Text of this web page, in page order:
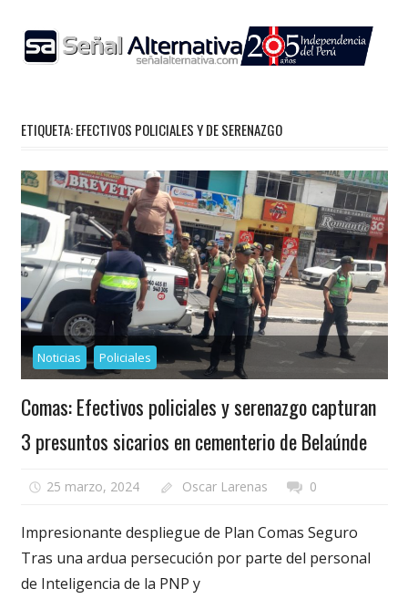
content
ETIQUETA:EFECTIVOS POLICIALES Y DE SERENAZGO
Noticias Policiales
Comas: Efectivos policiales y serenazgo capturan
3 presuntos sicarios en cementerio de Belaúnde
25 marzo, 2024 Oscar Larenas 0
Impresionante despliegue de Plan Comas Seguro
Tras una ardua persecución por parte del personal
de Inteligencia de la PNP y